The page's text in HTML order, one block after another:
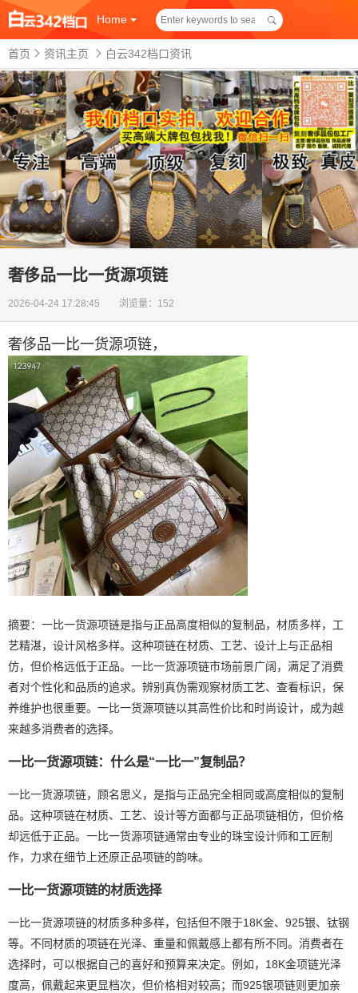
Home
首页 资讯主页 白云342档口资讯
奢侈品一比一货源项链
2026-04-24 17:28:45 浏览量：152
奢侈品一比一货源项链，
摘要：一比一货源项链是指与正品高度相似的复制品，材质多样，工
艺精湛，设计风格多样。这种项链在材质、工艺、设计上与正品相
仿，但价格远低于正品。一比一货源项链市场前景广阔，满足了消费
者对个性化和品质的追求。辨别真伪需观察材质工艺、查看标识，保
养维护也很重要。一比一货源项链以其高性价比和时尚设计，成为越
来越多消费者的选择。
一比一货源项链：什么是“一比一”复制品？
一比一货源项链，顾名思义，是指与正品完全相同或高度相似的复制
品。这种项链在材质、工艺、设计等方面都与正品项链相仿，但价格
却远低于正品。一比一货源项链通常由专业的珠宝设计师和工匠制
作，力求在细节上还原正品项链的韵味。
一比一货源项链的材质选择
一比一货源项链的材质多种多样，包括但不限于18K金、925银、钛钢
等。不同材质的项链在光泽、重量和佩戴感上都有所不同。消费者在
选择时，可以根据自己的喜好和预算来决定。例如，18K金项链光泽
度高，佩戴起来更显档次，但价格相对较高；而925银项链则更加亲